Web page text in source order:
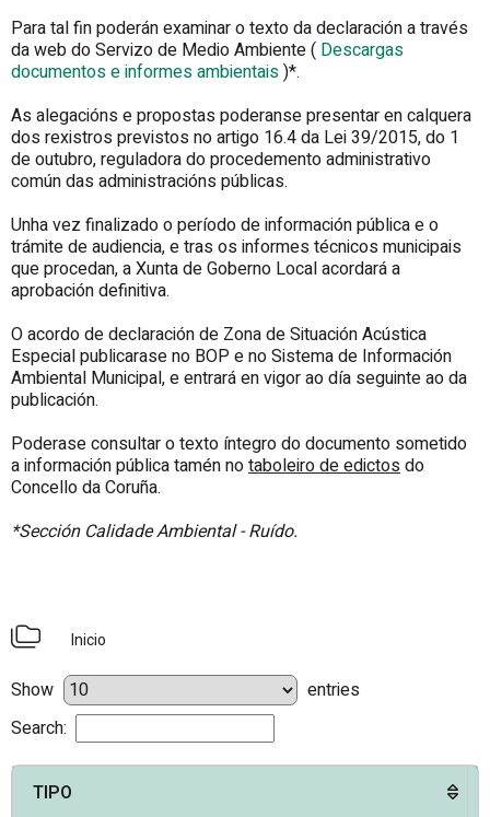
Para tal fin poderán examinar o texto da declaración a través
da web do Servizo de Medio Ambiente ( Descargas
documentos e informes ambientais)*.
As alegacións e propostas poderanse presentar en calquera
dos rexistros previstos no artigo 16.4 da Lei 39/2015, do 1
de outubro, reguladora do procedemento administrativo
común das administracións públicas.
Unha vez finalizado o período de información pública e o
trámite de audiencia, e tras os informes técnicos municipais
que procedan, a Xunta de Goberno Local acordará a
aprobación definitiva.
O acordo de declaración de Zona de Situación Acústica
Especial publicarase no BOP e no Sistema de Información
Ambiental Municipal, e entrará en vigor ao día seguinte ao da
publicación.
Poderase consultar o texto íntegro do documento sometido
a información pública tamén notaboleiro de edictosdo
Concello da Coruña.
*Sección Calidade Ambiental - Ruído.
Inicio
Show
entries
Search:
TIPO